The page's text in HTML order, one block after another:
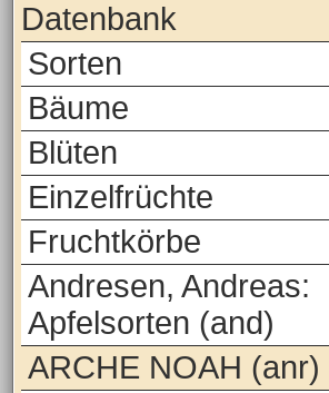
Datenbank
Sorten
Bäume
Blüten
Einzelfrüchte
Fruchtkörbe
Andresen, Andreas:
Apfelsorten (and)
ARCHE NOAH (anr)